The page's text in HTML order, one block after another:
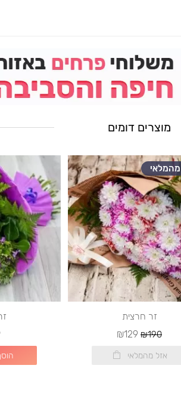
מוצרים דומים
זר חרצית
₪190
₪129
אזל מהמלאי